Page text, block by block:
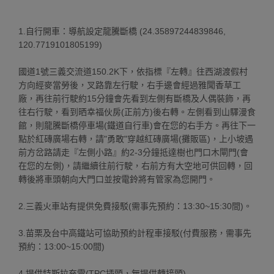
1.自行開車：導航設定龍騰斷橋 (24.35897244839846,
120.7719101805199)
國道1號三義交流道150.2K下，依指標『左轉』往西湖渡假村
方向經麥當勞後，叉路靠左行駛，右手邊會經過雅聞香草工
廠，再往前行駛約15分鐘會先看到左側有斷橋及人偶裝飾，再
往右行駛，看到晒幸福伙房(正前方)後右轉。左側看到山驛漫食
館，則龍騰斷橋停車場(鐵道自行車)會在您的右手方。再往下一
點於紅磚廣場右轉，請"勇敢"穿越紅磚廣場(攤販區)，上小坡遇
前方岔路請走『左側小路』約2-3分鐘抵達樹也門口木閘門(會
在您的左側)，請繼續往前行駛，右前方有大空地可供回轉，回
轉後將車頭朝向大門口並按電鈴將有管家為您開門。
2.三義火車站有提供免費接駁(需事先預約：13:30~15:30間)。
3.苗栗及台中高鐵站可協助預約計程車接駁(付費服務，需事先
預約：13:00~15:00間)